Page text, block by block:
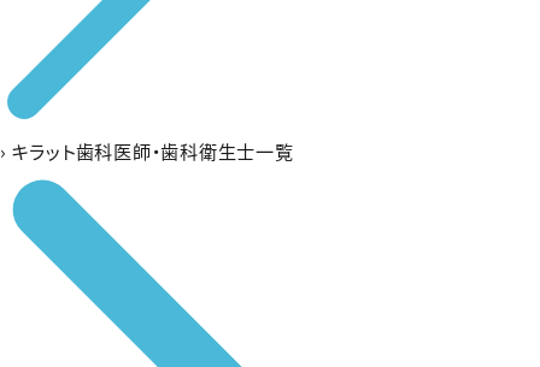
› キラット歯科医師・歯科衛生士一覧